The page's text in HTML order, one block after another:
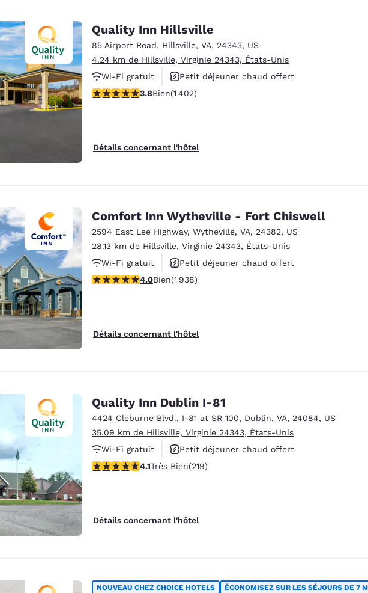
Quality Inn Hillsville
85 Airport Road, Hillsville, VA, 24343, US
4.24 km de Hillsville, Virginie 24343, États-Unis
Wi-Fi gratuit
Petit déjeuner chaud offert
Animaux acceptés
3.8 étoiles. Bien. 1402 commentaires
3.8Bien(1 402)
Détails concernant l'hôtel
Comfort Inn Wytheville - Fort Chiswell
2594 East Lee Highway, Wytheville, VA, 24382, US
28.13 km de Hillsville, Virginie 24343, États-Unis
Wi-Fi gratuit
Petit déjeuner chaud offert
Animaux acceptés
3.97 étoiles. Bien. 1938 commentaires
4.0Bien(1 938)
Détails concernant l'hôtel
Quality Inn Dublin I-81
4424 Cleburne Blvd., I-81 at SR 100, Dublin, VA, 24084, US
35.09 km de Hillsville, Virginie 24343, États-Unis
Wi-Fi gratuit
Petit déjeuner chaud offert
Animaux acceptés
4.08 étoiles. Très Bien. 219 commentaires
4.1Très Bien(219)
Détails concernant l'hôtel
NOUVEAU CHEZ CHOICE HOTELS ÉCONOMISEZ SUR LES SÉJOURS DE 7